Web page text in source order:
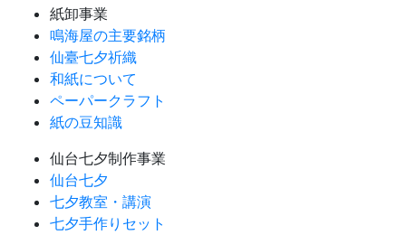
紙卸事業
鳴海屋の主要銘柄
仙臺七夕祈織
和紙について
ペーパークラフト
紙の豆知識
仙台七夕制作事業
仙台七夕
七夕教室・講演
七夕手作りセット